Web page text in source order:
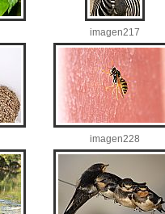
imagen217
imagen228